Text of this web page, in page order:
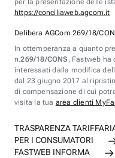
per la presentazione delle
https://conciliaweb.agcom.it
Delibera AGCom 269/18/
In ottemperanza a quanto
n.269/18/CONS , Fastweb ha
interessati dalla modifica
dal 23 giugno 2017 al
di compensazione di cui
visita la tua area clienti
TRASPARENZA
PER I CONSUMATORI
FASTWEB INFORMA